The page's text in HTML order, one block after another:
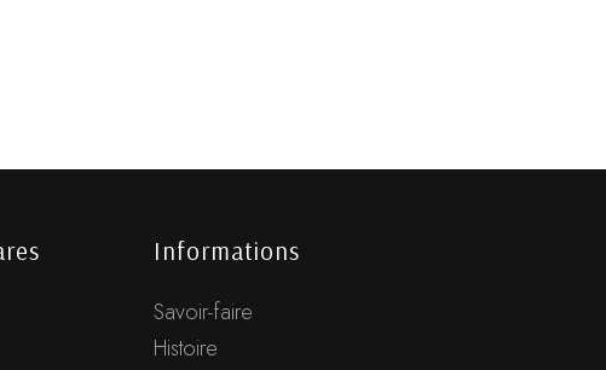
Informations
Savoir-faire
Histoire